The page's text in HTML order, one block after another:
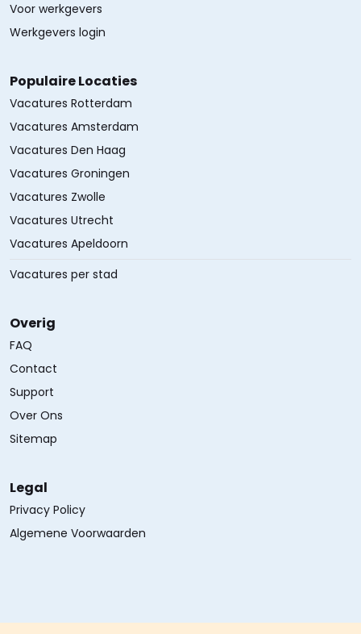
Voor werkgevers
Werkgevers login
Populaire Locaties
Vacatures Rotterdam
Vacatures Amsterdam
Vacatures Den Haag
Vacatures Groningen
Vacatures Zwolle
Vacatures Utrecht
Vacatures Apeldoorn
Vacatures per stad
Overig
FAQ
Contact
Support
Over Ons
Sitemap
Legal
Privacy Policy
Algemene Voorwaarden